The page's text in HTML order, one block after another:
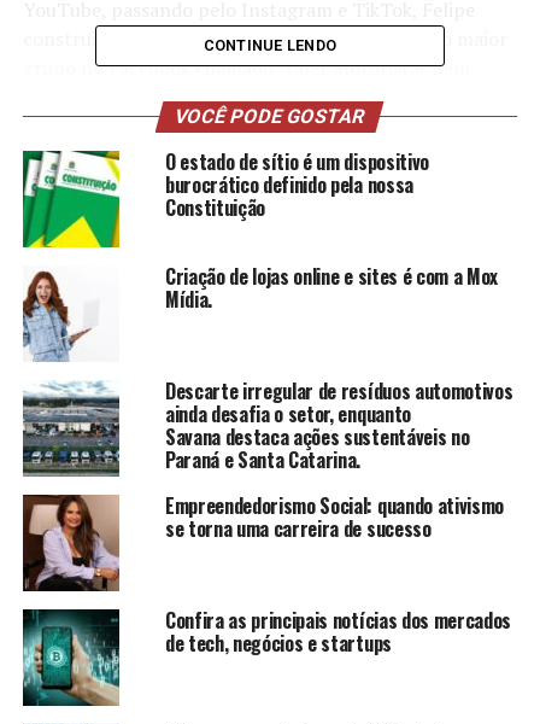
construiu uma presença significativa, liderando o maior
grupo no Facebook chamado “Uber Motoristas Sem
Mimimi”, que hoje conta com impressionantes 124 mil
membros.
https://www.instagram.com/felipe_driver_calculista
Seu projeto, fundamentado no pensamento calculista e
anos. Atualmente, Felipe impacta mais de 100.000
pessoas diariamente em suas redes sociais,
compartilhando insights sobre como adotar uma
mentalidade calculista para guiar tanto a vida
profissional quanto pessoal.
Após enfrentar as adversidades comuns aos motoristas
mentoria “Calculista10”. Essa iniciativa oferece
consultoria personalizada em chamadas de vídeo,
orientando motoristas sobre como otimizar seus
ganhos, melhorar qualidade de vida, e conquistar
estabilidade financeira, saindo das dívidas e trilhando o
caminho da prosperidade.
CONTINUE LENDO
VOCÊ PODE GOSTAR
O estado de sítio é um dispositivo
burocrático definido pela nossa
Constituição
Criação de lojas online e sites é com a Mox
Mídia.
Descarte irregular de resíduos automotivos
ainda desafia o setor, enquanto
Savana destaca ações sustentáveis no
Paraná e Santa Catarina.
Empreendedorismo Social: quando ativismo
se torna uma carreira de sucesso
Confira as principais notícias dos mercados
de tech, negócios e startups